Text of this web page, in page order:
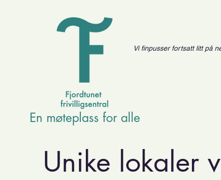
Vi finpusser fortsatt litt på
En møteplass for alle
Unike lokaler